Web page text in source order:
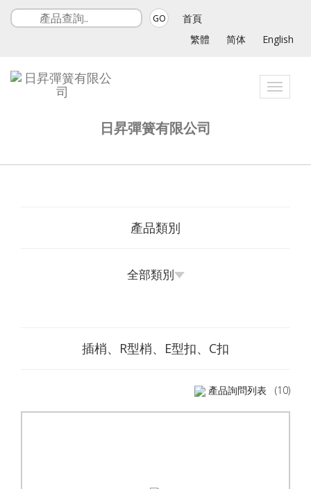
GO
首頁
繁體
简体 English
Toggle
日昇彈簧有限公司
產品類別
全部類別
插梢、R型梢、E型扣、C扣
產品詢問列表 (10)